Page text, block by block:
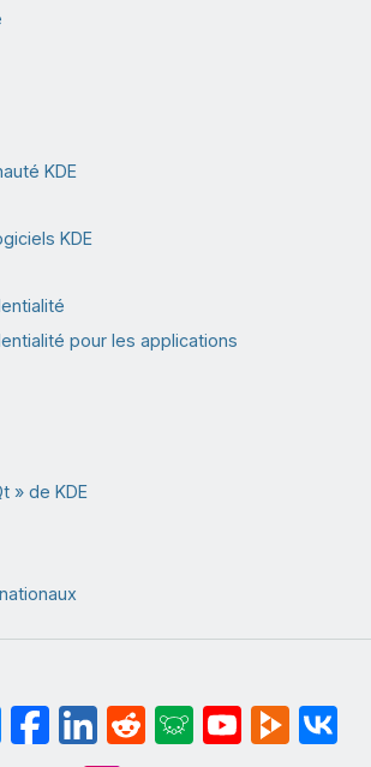
KDE
KDE
pour les applications
» de KDE